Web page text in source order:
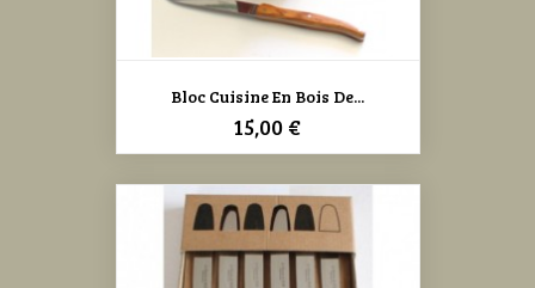
Bloc Cuisine En Bois De...
Prix
15,00 €